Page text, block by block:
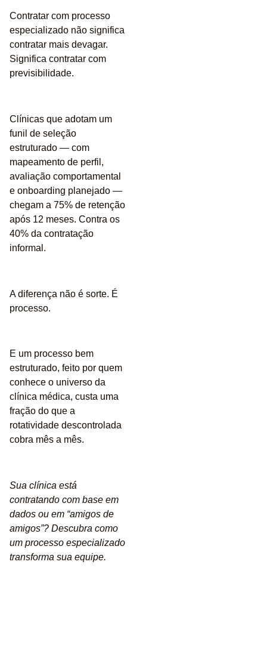
Contratar com processo
especializado não significa
contratar mais devagar.
Significa contratar com
previsibilidade.
Clínicas que adotam um
funil de seleção
estruturado — com
mapeamento de perfil,
avaliação comportamental
e onboarding planejado —
chegam a 75% de retenção
após 12 meses. Contra os
40% da contratação
informal.
A diferença não é sorte. É
processo.
E um processo bem
estruturado, feito por quem
conhece o universo da
clínica médica, custa uma
fração do que a
rotatividade descontrolada
cobra mês a mês.
Sua clínica está
contratando com base em
dados ou em “amigos de
amigos”? Descubra como
um processo especializado
transforma sua equipe.